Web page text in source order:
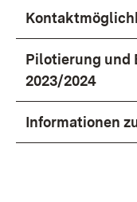
Pilotierung und
2023/2024
Informationen